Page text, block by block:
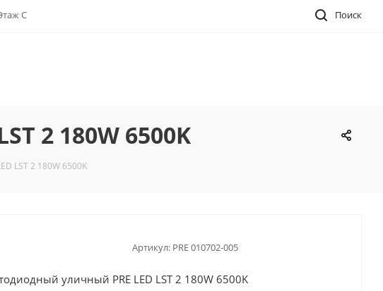
С Поиск
2 180W 6500K
LST 2 180W 6500K
Артикул: PRE 010702-005
уличный PRE LED LST 2 180W 6500K